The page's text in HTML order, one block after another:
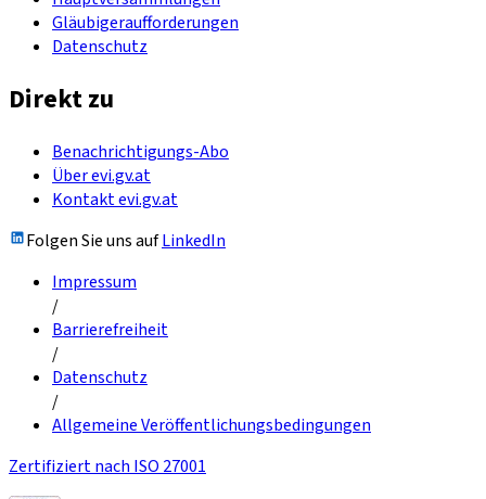
Gläubigeraufforderungen
Datenschutz
Direkt zu
Benachrichtigungs-Abo
Über evi.gv.at
Kontakt evi.gv.at
Folgen Sie uns aufLinkedIn
Impressum
/
Barrierefreiheit
/
Datenschutz
/
Allgemeine Veröffentlichungsbedingungen
Zertifiziert nach ISO 27001